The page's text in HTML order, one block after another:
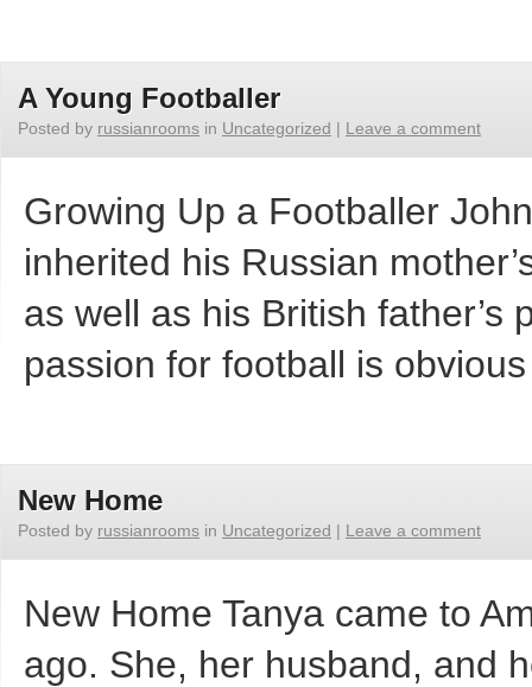
A Young Footballer
Posted by russianrooms in Uncategorized | Leave a comment
Growing Up a Footballer
inherited his Russian
as well as his British father’s
passion for football is
New Home
Posted by russianrooms in Uncategorized | Leave a comment
New Home Tanya came to
ago. She, her husband, and